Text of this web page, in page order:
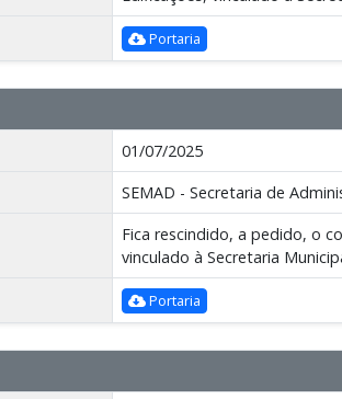
Portaria
01/07/2025
SEMAD - Secretaria de
Fica rescindido, a pedido, o
vinculado à Secretaria
Portaria